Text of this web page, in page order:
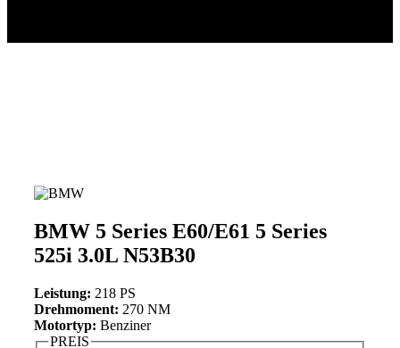
BMW 5 Series E60/E61 5 Series
525i 3.0L N53B30
Leistung: 218 PS
Drehmoment: 270 NM
Motortyp: Benziner
PREIS